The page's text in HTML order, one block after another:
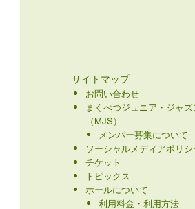
サイトマップ
お問い合わせ
まくべつジュニア・ジャ
（MJS）
メンバー募集について
ソーシャルメディアポリシ
チケット
トピックス
ホールについて
利用料金・利用方法